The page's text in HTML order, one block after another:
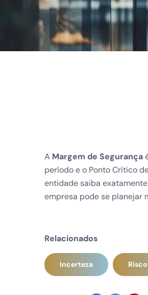
A Margem de Segurança
período e o Ponto Crítico
entidade saiba
empresa pode se planejar
Relacionados
Incerteza